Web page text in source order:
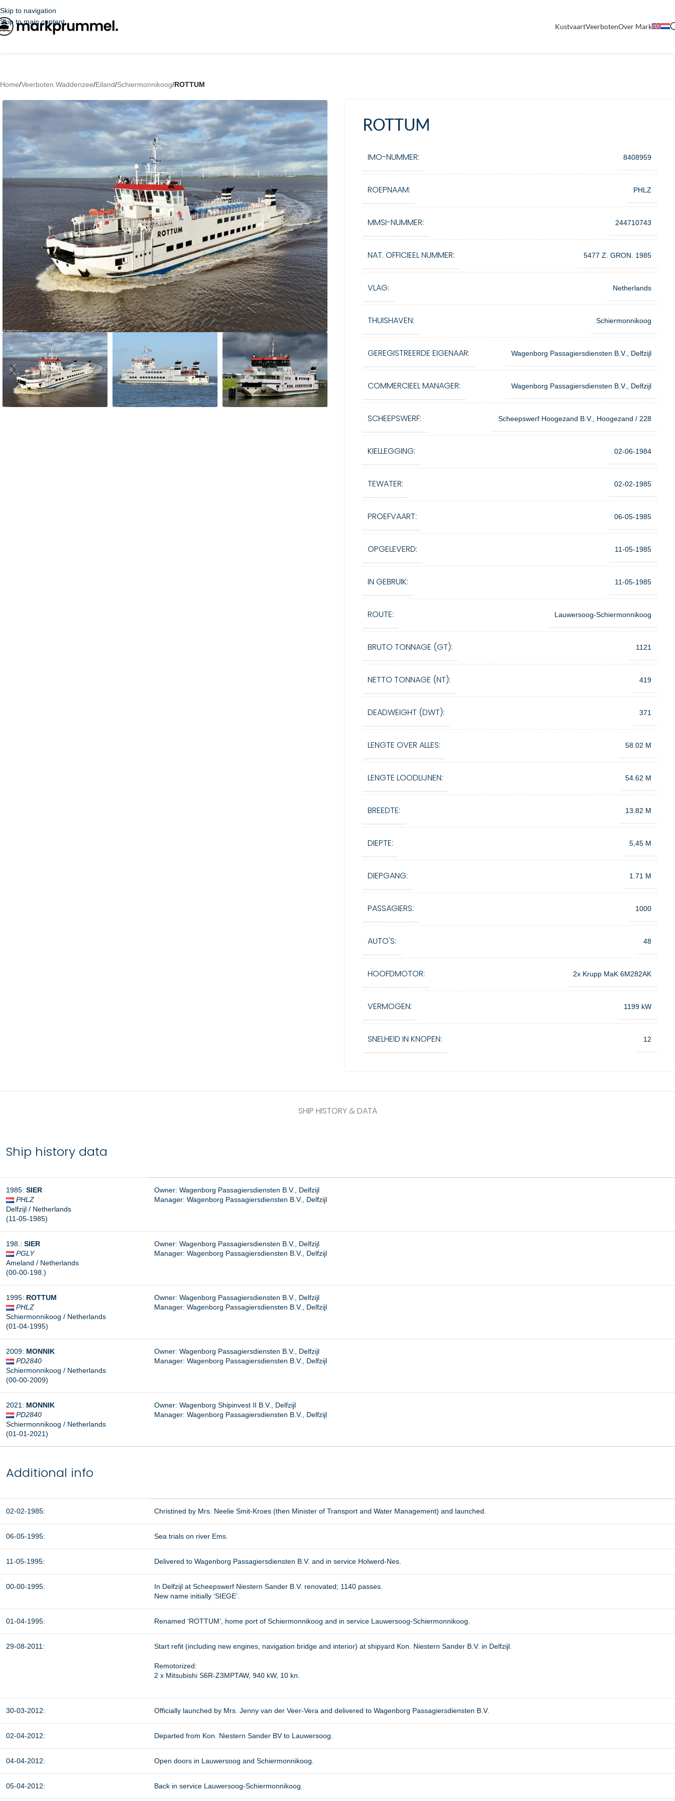
Skip to navigation
Skip to main content
KustvaartVeerbotenOver Mark
Home/Veerboten Waddenzee/Eiland/Schiermonnikoog/ROTTUM
ROTTUM
IMO-NUMMER: 8408959
ROEPNAAM: PHLZ
MMSI-NUMMER: 244710743
NAT. OFFICIEEL NUMMER: 5477 Z. GRON. 1985
VLAG: Netherlands
THUISHAVEN: Schiermonnikoog
GEREGISTREERDE EIGENAAR: Wagenborg Passagiersdiensten B.V., Delfzijl
COMMERCIEEL MANAGER: Wagenborg Passagiersdiensten B.V., Delfzijl
SCHEEPSWERF: Scheepswerf Hoogezand B.V., Hoogezand / 228
KIELLEGGING: 02-06-1984
TEWATER: 02-02-1985
PROEFVAART: 06-05-1985
OPGELEVERD: 11-05-1985
IN GEBRUIK: 11-05-1985
ROUTE: Lauwersoog-Schiermonnikoog
BRUTO TONNAGE (GT): 1121
NETTO TONNAGE (NT): 419
DEADWEIGHT (DWT): 371
LENGTE OVER ALLES: 58.02 M
LENGTE LOODLIJNEN: 54.62 M
BREEDTE: 13.82 M
DIEPTE: 5,45 M
DIEPGANG: 1.71 M
PASSAGIERS: 1000
AUTO'S: 48
HOOFDMOTOR: 2x Krupp MaK 6M282AK
VERMOGEN: 1199 kW
SNELHEID IN KNOPEN: 12
SHIP HISTORY & DATA
Ship history data
1985: SIER
PHLZ
Delfzijl / Netherlands
(11-05-1985)
Owner: Wagenborg Passagiersdiensten B.V., Delfzijl
Manager: Wagenborg Passagiersdiensten B.V., Delfzijl
198. : SIER
PGLY
Ameland / Netherlands
(00-00-198. )
Owner: Wagenborg Passagiersdiensten B.V., Delfzijl
Manager: Wagenborg Passagiersdiensten B.V., Delfzijl
1995: ROTTUM
PHLZ
Schiermonnikoog / Netherlands
(01-04-1995)
Owner: Wagenborg Passagiersdiensten B.V., Delfzijl
Manager: Wagenborg Passagiersdiensten B.V., Delfzijl
2009: MONNIK
PD2840
Schiermonnikoog / Netherlands
(00-00-2009)
Owner: Wagenborg Passagiersdiensten B.V., Delfzijl
Manager: Wagenborg Passagiersdiensten B.V., Delfzijl
2021 : MONNIK
PD2840
Schiermonnikoog / Netherlands
(01-01-2021)
Owner: Wagenborg Shipinvest II B.V., Delfzijl
Manager: Wagenborg Passagiersdiensten B.V., Delfzijl
Additional info
02-02-1985: Christined by Mrs. Neelie Smit-Kroes (then Minister of Transport and Water Management) and launched.
06-05-1995: Sea trials on river Ems.
11-05-1995: Delivered to Wagenborg Passagiersdiensten B.V. and in service Holwerd-Nes.
00-00-1995:
In Delfzijl at Scheepswerf Niestern Sander B.V. renovated; 1140 passes.
New name initially ‘SIEGE’.
01-04-1995: Renamed ‘ROTTUM’, home port of Schiermonnikoog and in service Lauwersoog-Schiermonnikoog.
29-08-2011: Start refit (including new engines, navigation bridge and interior) at shipyard Kon. Niestern Sander B.V. in Delfzijl.
Remotorized:
2 x Mitsubishi S6R-Z3MPTAW, 940 kW, 10 kn.
30-03-2012: Officially launched by Mrs. Jenny van der Veer-Vera and delivered to Wagenborg Passagiersdiensten B.V.
02-04-2012: Departed from Kon. Niestern Sander BV to Lauwersoog.
04-04-2012: Open doors in Lauwersoog and Schiermonnikoog.
05-04-2012: Back in service Lauwersoog-Schiermonnikoog.